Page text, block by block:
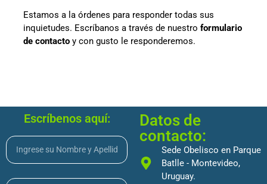
Estamos a la órdenes para responder todas sus
inquietudes. Escríbanos a través de nuestro formulario
de contacto y con gusto le responderemos.
Escríbenos aquí:
Datos de
contacto:
Sede Obelisco en Parque
Batlle - Montevideo,
Uruguay.